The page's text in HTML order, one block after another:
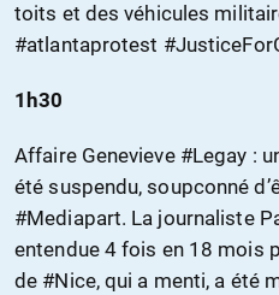
toits et des véhicules
#atlantaprotest
1h30
Affaire Genevieve #Legay :
été suspendu, soupconné
#Mediapart. La journaliste
entendue 4 fois en 18 mois
de #Nice, qui a menti, a été